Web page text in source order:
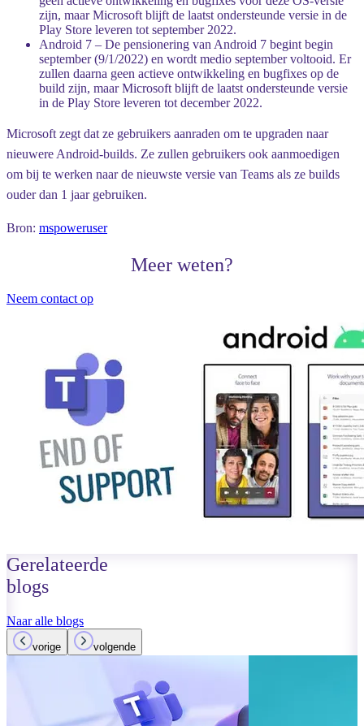
zijn, maar Microsoft blijft de laatst ondersteunde versie in de
Play Store leveren tot september 2022.
Android 7 – De pensionering van Android 7 begint begin
september (9/1/2022) en wordt medio september voltooid. Er
zullen daarna geen actieve ontwikkeling en bugfixes op de
build zijn, maar Microsoft blijft de laatst ondersteunde versie
in de Play Store leveren tot december 2022.
Microsoft zegt dat ze gebruikers aanraden om te upgraden naar
nieuwere Android-builds. Ze zullen gebruikers ook aanmoedigen
om bij te werken naar de nieuwste versie van Teams als ze builds
ouder dan 1 jaar gebruiken.
Bron: mspoweruser
Meer weten?
Neem contact op
Gerelateerde
blogs
Naar alle blogs
vorige volgende